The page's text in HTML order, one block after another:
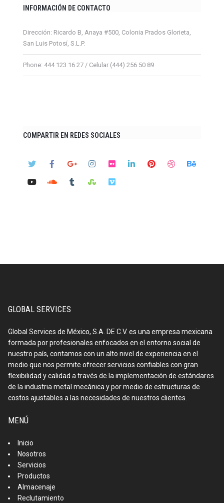
INFORMACIÓN DE CONTACTO
Dirección: Ricardo B, Anaya #500, Colonia Prados Glorieta,
San Luis Potosí, S.L.P.
Phone: 444 123 16 27 / Celular (444) 256 50 89
COMPARTIR EN REDES SOCIALES
GLOBAL SERVICES
Global Services de México, S.A. DE C.V. es una empresa mexicana
formada por profesionales enfocados en el entorno social de
nuestro país, contamos con un alto nivel de experiencia en el
medio que nos permite ofrecer servicios confiables con gran
flexibilidad y calidad a través de la implementación de estándares
de la industria metal mecánica y por medio de estructuras de
costos ajustables a las necesidades de nuestros clientes.
MENÚ
Inicio
Nosotros
Servicios
Productos
Almacenaje
Reclutamiento